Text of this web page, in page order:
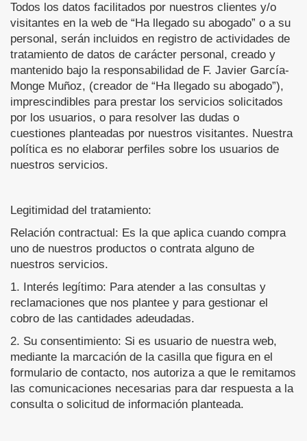
Todos los datos facilitados por nuestros clientes y/o
visitantes en la web de “Ha llegado su abogado” o a su
personal, serán incluidos en registro de actividades de
tratamiento de datos de carácter personal, creado y
mantenido bajo la responsabilidad de F. Javier García-
Monge Muñoz, (creador de “Ha llegado su abogado”),
imprescindibles para prestar los servicios solicitados
por los usuarios, o para resolver las dudas o
cuestiones planteadas por nuestros visitantes. Nuestra
política es no elaborar perfiles sobre los usuarios de
nuestros servicios.
Legitimidad del tratamiento:
Relación contractual: Es la que aplica cuando compra
uno de nuestros productos o contrata alguno de
nuestros servicios.
1. Interés legítimo: Para atender a las consultas y
reclamaciones que nos plantee y para gestionar el
cobro de las cantidades adeudadas.
2. Su consentimiento: Si es usuario de nuestra web,
mediante la marcación de la casilla que figura en el
formulario de contacto, nos autoriza a que le remitamos
las comunicaciones necesarias para dar respuesta a la
consulta o solicitud de información planteada.